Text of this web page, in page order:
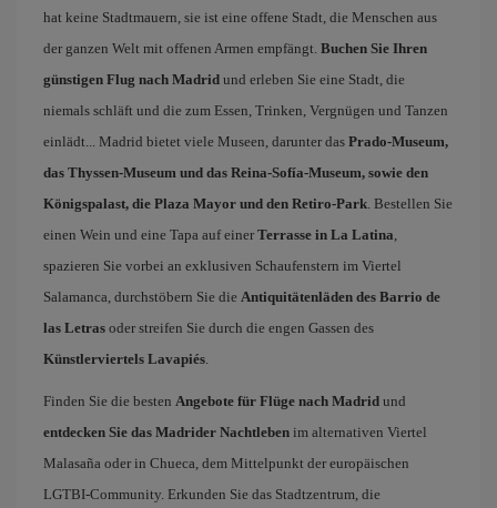
hat keine Stadtmauern, sie ist eine offene Stadt, die Menschen aus
der ganzen Welt mit offenen Armen empfängt. Buchen Sie Ihren
günstigen Flug nach Madrid und erleben Sie eine Stadt, die
niemals schläft und die zum Essen, Trinken, Vergnügen und Tanzen
einlädt... Madrid bietet viele Museen, darunter das Prado-Museum,
das Thyssen-Museum und das Reina-Sofía-Museum, sowie den
Königspalast, die Plaza Mayor und den Retiro-Park. Bestellen Sie
einen Wein und eine Tapa auf einer Terrasse in La Latina,
spazieren Sie vorbei an exklusiven Schaufenstern im Viertel
Salamanca, durchstöbern Sie die Antiquitätenläden des Barrio de
las Letras oder streifen Sie durch die engen Gassen des
Künstlerviertels Lavapiés.
Finden Sie die besten Angebote für Flüge nach Madrid und
entdecken Sie das Madrider Nachtleben im alternativen Viertel
Malasaña oder in Chueca, dem Mittelpunkt der europäischen
LGTBI-Community. Erkunden Sie das Stadtzentrum, die